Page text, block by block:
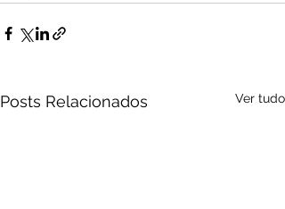
Posts Relacionados Ver tudo